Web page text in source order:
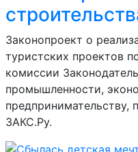
Законопроект о
туристских проектов
комиссии
промышленности,
предпринимательству,
ЗАКС.Ру.